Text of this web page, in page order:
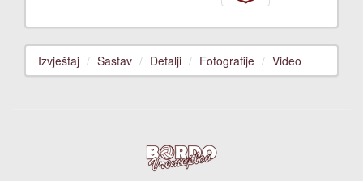
Izvještaj Sastav Detalji Fotografije Video